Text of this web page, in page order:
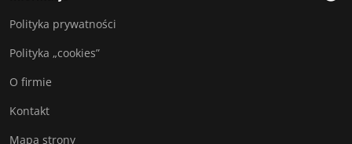
Polityka prywatności
Polityka „cookies”
O firmie
Kontakt
Mapa strony